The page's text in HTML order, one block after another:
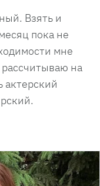
Взять и
пока не
мне
на
актерский